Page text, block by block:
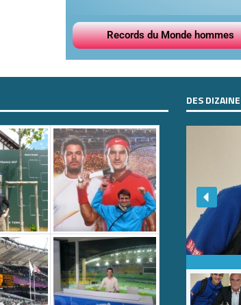
Records du Monde hommes
DES